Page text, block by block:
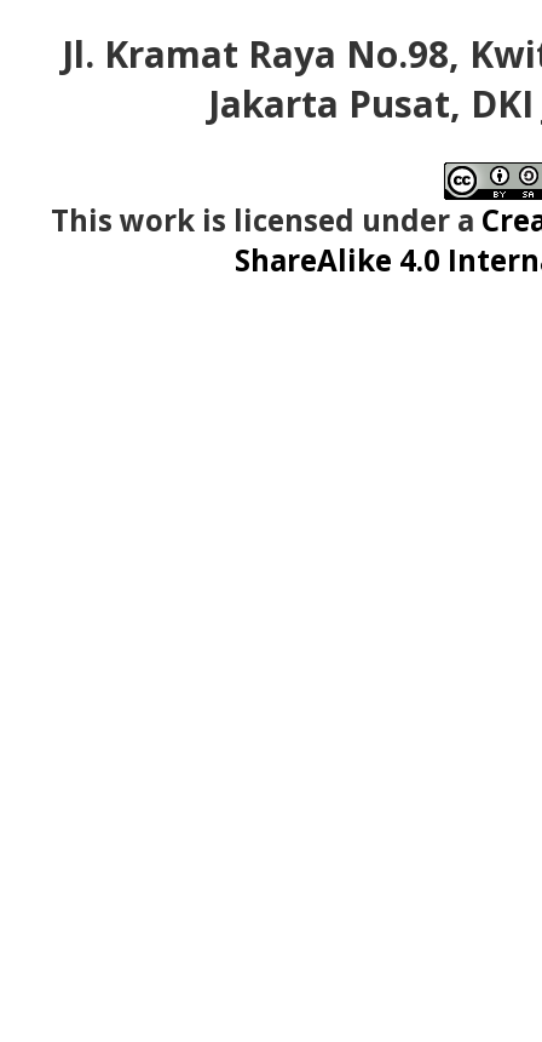
Jl. Kramat Raya No.98,
Jakarta Pusat,
This work is licensed under a
ShareAlike 4.0